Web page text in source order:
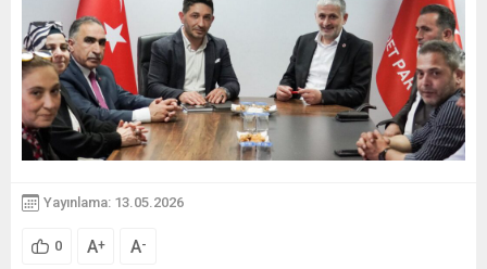
Yayınlama: 13.05.2026
0 A+ A-